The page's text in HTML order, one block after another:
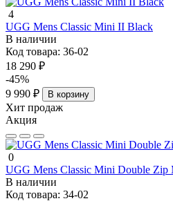
4
UGG Mens Classic Mini II Black
В наличии
Код товара: 36-02
18 290 ₽
-45%
9 990 ₽
В корзину
Хит продаж
Акция
0
UGG Mens Classic Mini Double Zip
В наличии
Код товара: 34-02